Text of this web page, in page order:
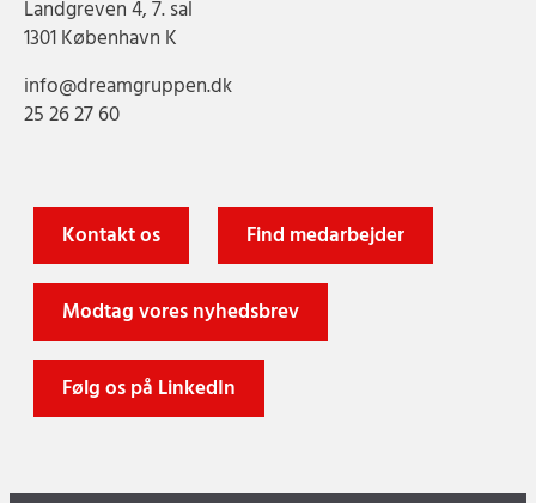
Landgreven 4, 7. sal
1301 København K
info@dreamgruppen.dk
25 26 27 60
Kontakt os Find medarbejder
Modtag vores nyhedsbrev
Følg os på LinkedIn